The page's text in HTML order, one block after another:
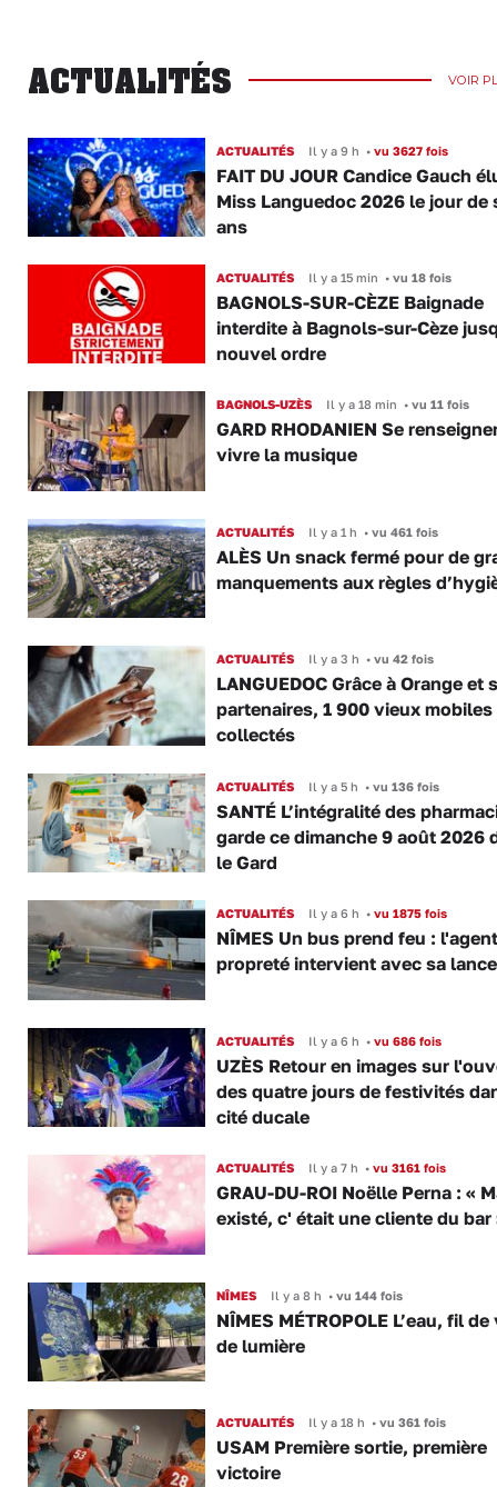
ACTUALITÉS VOIR
ACTUALITÉS Il y a 9 h •vu 3627 fois
FAIT DU JOUR Candice Gauch
Miss Languedoc 2026 le jour de
ans
ACTUALITÉS Il y a 15 min •vu 18 fois
BAGNOLS-SUR-CÈZE Baignade
interdite à Bagnols-sur-Cèze
nouvel ordre
BAGNOLS-UZÈS Il y a 18 min •vu 11 fois
GARD RHODANIEN Se
vivre la musique
ACTUALITÉS Il y a 1 h •vu 461 fois
ALÈS Un snack fermé pour de
manquements aux règles
ACTUALITÉS Il y a 3 h •vu 42 fois
LANGUEDOC Grâce à Orange et
partenaires, 1 900 vieux mobiles
collectés
ACTUALITÉS Il y a 5 h •vu 136 fois
SANTÉ L’intégralité des
garde ce dimanche 9 août 2026
le Gard
ACTUALITÉS Il y a 6 h •vu 1875 fois
NÎMES Un bus prend feu :
propreté intervient avec sa lance
ACTUALITÉS Il y a 6 h •vu 686 fois
UZÈS Retour en images sur
des quatre jours de festivités
cité ducale
ACTUALITÉS Il y a 7 h •vu 3161 fois
GRAU-DU-ROI Noëlle Perna : «
existé, c' était une cliente du bar
NÎMES Il y a 8 h •vu 144 fois
NÎMES MÉTROPOLE L’eau, fil de
de lumière
ACTUALITÉS Il y a 18 h •vu 361 fois
USAM Première sortie, première
victoire